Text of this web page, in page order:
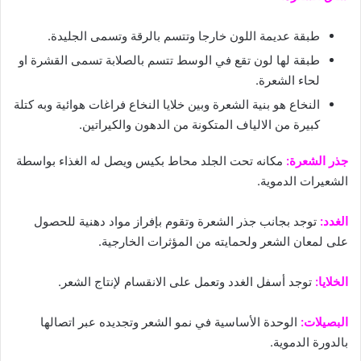
طبقة عديمة اللون خارجا وتتسم بالرقة وتسمى الجليدة.
طبقة لها لون تقع في الوسط تتسم بالصلابة تسمى القشرة او
لحاء الشعرة.
النخاع هو بنية الشعرة وبين خلايا النخاع فراغات هوائية وبه كتلة
كبيرة من الالياف المتكونة من الدهون والكيراتين.
جذر الشعرة: مكانه تحت الجلد محاط بكيس ويصل له الغذاء بواسطة
الشعيرات الدموية.
الغدد: توجد بجانب جذر الشعرة وتقوم بإفراز مواد دهنية للحصول
على لمعان الشعر ولحمايته من المؤثرات الخارجية.
الخلايا: توجد أسفل الغدد وتعمل على الانقسام لإنتاج الشعر.
البصيلات: الوحدة الأساسية في نمو الشعر وتجديده عبر اتصالها
بالدورة الدموية.